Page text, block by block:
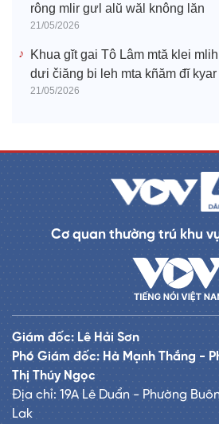
rông mlir gưl alŭ wăl knông lăn
21/05/2026
Khua gĭt gai Tô Lâm mtă klei
dưi čiăng bi leh mta kñăm đĭ
21/05/2026
Cơ quan thường trú khu
Giám đốc: Lê Hải Sơn
Phó Giám đốc: Hà Mạnh Thắng -
Thị Thúy Ngọc
Địa chỉ: 19A Lê Duẩn - Phường
Lak